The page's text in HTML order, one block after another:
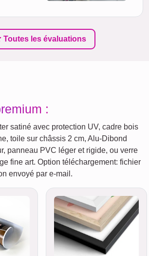
Toutes les évaluations
:
satiné avec protection UV, cadre bois
toile sur châssis 2 cm, Alu-Dibond
panneau PVC léger et rigide, ou verre
fine art. Option téléchargement: fichier
envoyé par e-mail.